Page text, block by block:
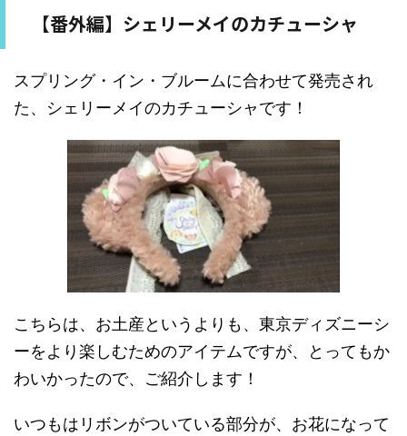
【番外編】シェリーメイのカチューシャ
スプリング・イン・ブルームに合わせて発売され
た、シェリーメイのカチューシャです！
こちらは、お土産というよりも、東京ディズニーシ
ーをより楽しむためのアイテムですが、とってもか
わいかったので、ご紹介します！
いつもはリボンがついている部分が、お花になって